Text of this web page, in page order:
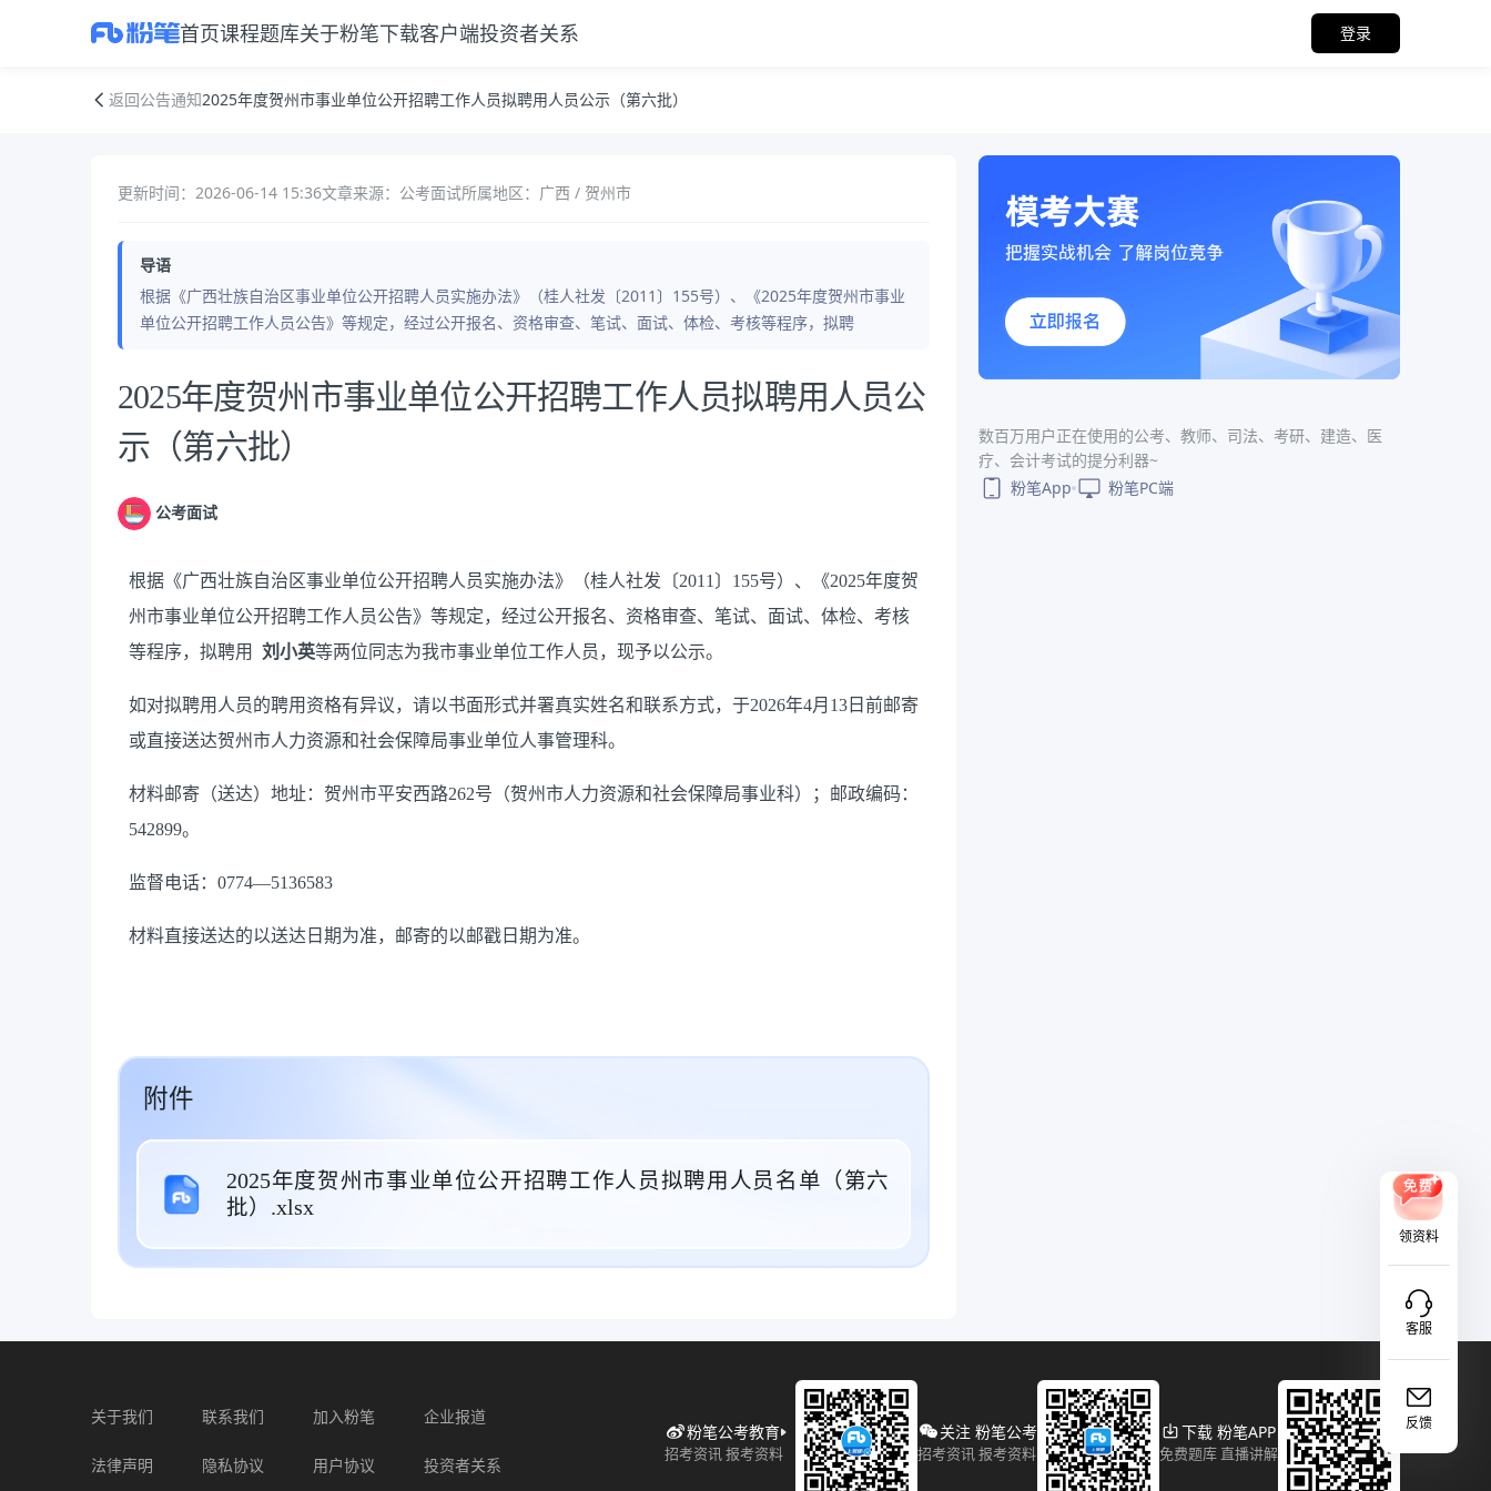
首页课程题库关于粉笔下载客户端投资者关系 登录
返回公告通知2025年度贺州市事业单位公开招聘工作人员拟聘用人员公示（第六批）
更新时间：2026-06-14 15:36文章来源：公考面试所属地区：广西 / 贺州市
导语
根据《广西壮族自治区事业单位公开招聘人员实施办法》（桂人社发〔2011〕155号）、《2025年度贺州市事业
单位公开招聘工作人员公告》等规定，经过公开报名、资格审查、笔试、面试、体检、考核等程序，拟聘
公告正文
2025年度贺州市事业单位公开招聘工作人员拟聘用人员公
示（第六批）
公考面试
根据《广西壮族自治区事业单位公开招聘人员实施办法》（桂人社发〔2011〕155号）、《2025年度贺
州市事业单位公开招聘工作人员公告》等规定，经过公开报名、资格审查、笔试、面试、体检、考核
等程序，拟聘用 刘小英等两位 同志为我市事业单位工作人员，现予以公示。
如对拟聘用人员的聘用资格有异议，请以书面形式并署真实姓名和联系方式，于2026年4月 13 日前邮寄
或直接送达贺州市人力资源和社会保障局事业单位人事管理科。
材料邮寄（送达）地址：贺州市平安西路262号（贺州市人力资源和社会保障局事业科）；邮政编码：
542899。
监督电话： 0774—5136583
材料直接送达的以送达日期为准，邮寄的以邮戳日期为准。
附件
2025年度贺州市事业单位公开招聘工作人员拟聘用人员名单（第六
批）.xlsx
数百万用户正在使用的公考、教师、司法、考研、建造、医
疗、会计考试的提分利器~
粉笔App
粉笔PC端
领资料
客服
反馈
关于我们 联系我们 加入粉笔 企业报道
法律声明 隐私协议 用户协议 投资者关系
粉笔公考教育
招考资讯 报考资料
关注 粉笔公考
招考资讯 报考资料
下载 粉笔APP
免费题库 直播讲解